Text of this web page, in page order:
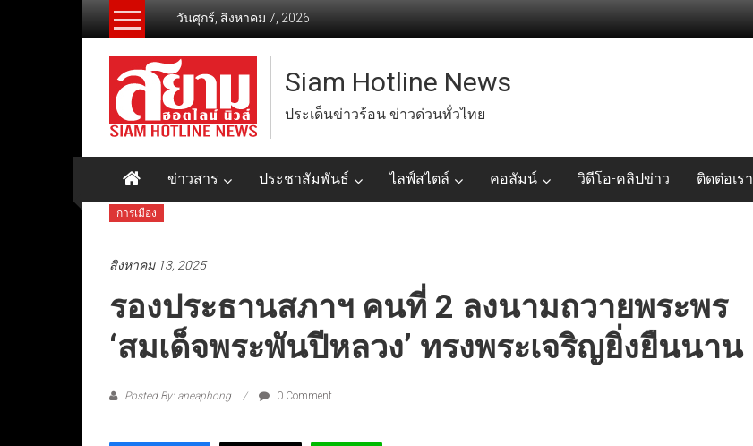
วันศุกร์, สิงหาคม 7, 2026
Siam Hotline News
ประเด็นข่าวร้อน ข่าวด่วนทั่วไทย
ข่าวสาร ประชาสัมพันธ์ ไลฟ์สไตล์ คอลัมน์ วิดีโอ-คลิปข่าว ติดต่อเรา
การเมือง
สิงหาคม 13, 2025
รองประธานสภาฯ คนที่ 2 ลงนามถวายพระพร
‘สมเด็จพระพันปีหลวง’ ทรงพระเจริญยิ่งยืนนาน
Posted By: aneaphong 0 Comment